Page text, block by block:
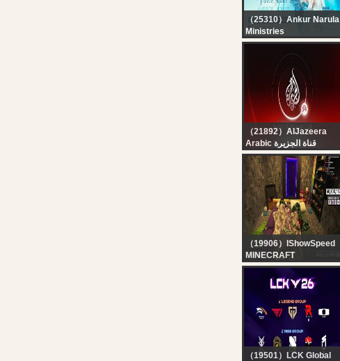
（25310）Ankur Narula
Ministries
? SPECIAL SUNDAY
MEETING। 09-08-2026
@AnkurNarulaMinistries
（21892）AlJazeera
Arabic قناة الجزيرة
البث الحي لقناة الجزيرة |
التغطية مستمرة
（19906）IShowSpeed
MINECRAFT
HARDCORE ALL
BOSSES DAY 2 ???‍♂️ft.
KaiCenat (Part 2)
（19501）LCK Global